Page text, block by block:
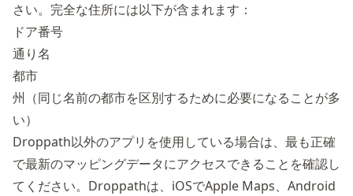
さい。完全な住所には以下が含まれます：
ドア番号
通り名
都市
州（同じ名前の都市を区別するために必要になることが多
い）
Droppath以外のアプリを使用している場合は、最も正確
で最新のマッピングデータにアクセスできることを確認し
てください。Droppathは、iOSでApple Maps、Android